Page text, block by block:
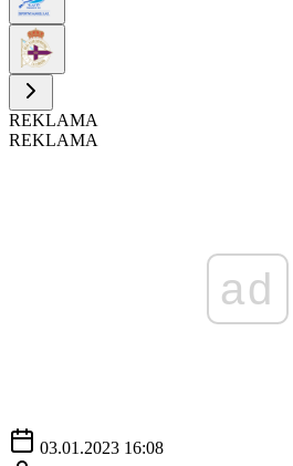
REKLAMA
REKLAMA
ad
03.01.2023 16:08